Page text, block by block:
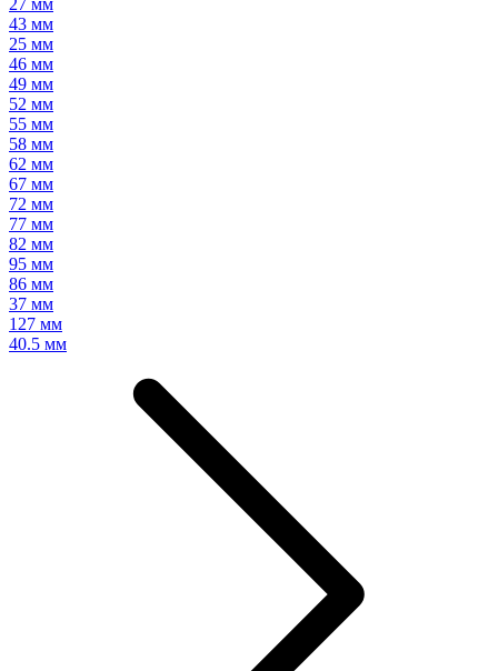
27 мм
43 мм
25 мм
46 мм
49 мм
52 мм
55 мм
58 мм
62 мм
67 мм
72 мм
77 мм
82 мм
95 мм
86 мм
37 мм
127 мм
40.5 мм